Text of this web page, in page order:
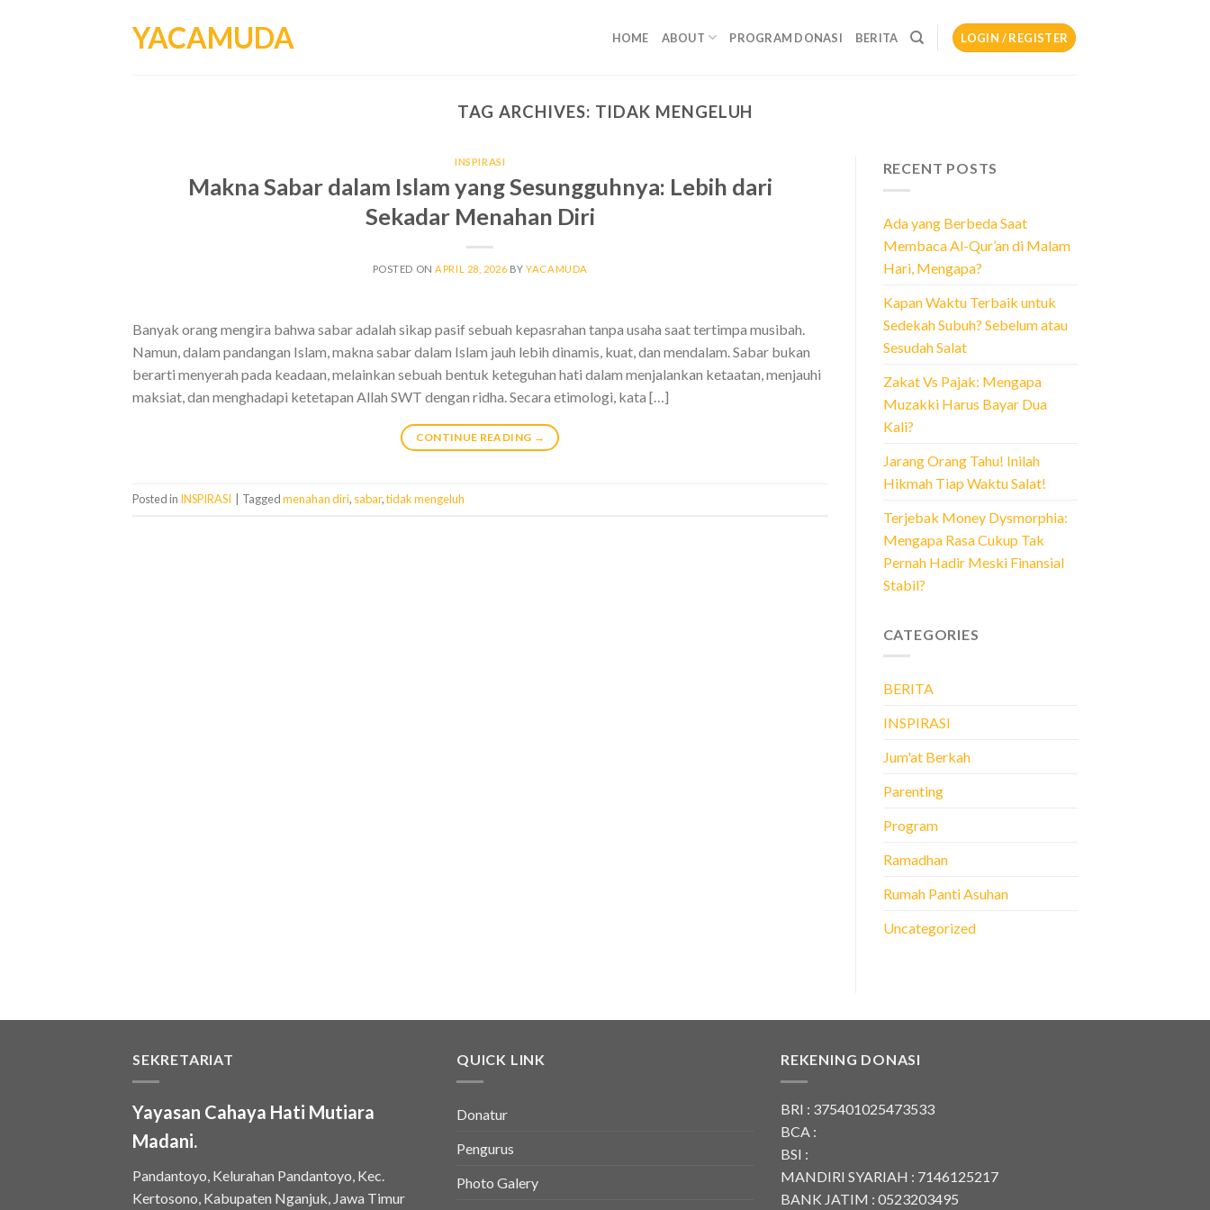
YACAMUDA HOME ABOUT PROGRAM DONASI BERITA LOGIN / REGISTER
TAG ARCHIVES: TIDAK MENGELUH
INSPIRASI
Makna Sabar dalam Islam yang Sesungguhnya: Lebih dari
Sekadar Menahan Diri
POSTED ONAPRIL 28, 2026 BYYACAMUDA
Banyak orang mengira bahwa sabar adalah sikap pasif sebuah kepasrahan tanpa usaha saat tertimpa musibah.
Namun, dalam pandangan Islam, makna sabar dalam Islam jauh lebih dinamis, kuat, dan mendalam. Sabar bukan
berarti menyerah pada keadaan, melainkan sebuah bentuk keteguhan hati dalam menjalankan ketaatan, menjauhi
maksiat, dan menghadapi ketetapan Allah SWT dengan ridha. Secara etimologi, kata […]
CONTINUE READING →
Posted in INSPIRASI Taggedmenahan diri, sabar,tidak mengeluh
RECENT POSTS
Ada yang Berbeda Saat
Membaca Al-Qur’an di Malam
Hari, Mengapa?
Kapan Waktu Terbaik untuk
Sedekah Subuh? Sebelum atau
Sesudah Salat
Zakat Vs Pajak: Mengapa
Muzakki Harus Bayar Dua
Kali?
Jarang Orang Tahu! Inilah
Hikmah Tiap Waktu Salat!
Terjebak Money Dysmorphia:
Mengapa Rasa Cukup Tak
Pernah Hadir Meski Finansial
Stabil?
CATEGORIES
BERITA
INSPIRASI
Jum'at Berkah
Parenting
Program
Ramadhan
Rumah Panti Asuhan
Uncategorized
SEKRETARIAT
Yayasan Cahaya Hati Mutiara
Madani.
Pandantoyo, Kelurahan Pandantoyo, Kec.
Kertosono, Kabupaten Nganjuk, Jawa Timur
QUICK LINK
Donatur
Pengurus
Photo Galery
REKENING DONASI
BRI : 375401025473533
BCA :
BSI :
MANDIRI SYARIAH : 7146125217
BANK JATIM : 0523203495